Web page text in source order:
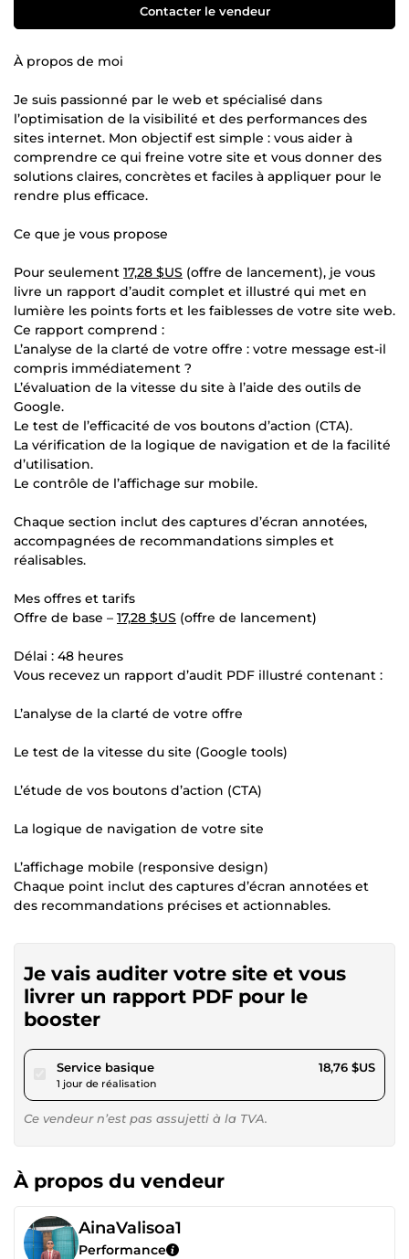
Contacter le vendeur
À propos de moi
Je suis passionné par le web et spécialisé dans
l’optimisation de la visibilité et des performances des
sites internet. Mon objectif est simple : vous aider à
comprendre ce qui freine votre site et vous donner des
solutions claires, concrètes et faciles à appliquer pour le
rendre plus efficace.
Ce que je vous propose
Pour seulement 17,28 $US (offre de lancement), je vous
livre un rapport d’audit complet et illustré qui met en
lumière les points forts et les faiblesses de votre site web.
Ce rapport comprend :
L’analyse de la clarté de votre offre : votre message est-il
compris immédiatement ?
L’évaluation de la vitesse du site à l’aide des outils de
Google.
Le test de l’efficacité de vos boutons d’action (CTA).
La vérification de la logique de navigation et de la facilité
d’utilisation.
Le contrôle de l’affichage sur mobile.
Chaque section inclut des captures d’écran annotées,
accompagnées de recommandations simples et
réalisables.
Mes offres et tarifs
Offre de base – 17,28 $US (offre de lancement)
Délai : 48 heures
Vous recevez un rapport d’audit PDF illustré contenant :
L’analyse de la clarté de votre offre
Le test de la vitesse du site (Google tools)
L’étude de vos boutons d’action (CTA)
La logique de navigation de votre site
L’affichage mobile (responsive design)
Chaque point inclut des captures d’écran annotées et
des recommandations précises et actionnables.
Je vais auditer votre site et vous
livrer un rapport PDF pour le
booster
Service basiquepour 17,28 $US
1 jour de réalisation
18,76 $US
Ce vendeur n’est pas assujetti à la TVA.
À propos du vendeur
AinaValisoa1
Performance